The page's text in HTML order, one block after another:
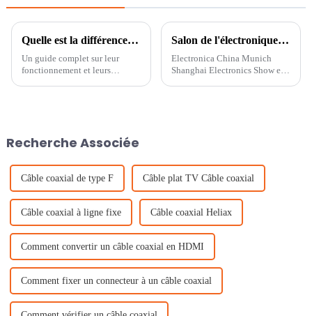
Quelle est la différence entre un module GPS et un récepteur GPS ?
Un guide complet sur leur
fonctionnement et leurs
un outil indispensable...
Salon de l'électronique de Munich et de Shanghai
Electronica China Munich
Shanghai Electronics Show est
Recherche Associée
Câble coaxial de type F Câble plat TV Câble coaxial
Câble coaxial à ligne fixe Câble coaxial Heliax
Comment convertir un câble coaxial en HDMI
Comment fixer un connecteur à un câble coaxial